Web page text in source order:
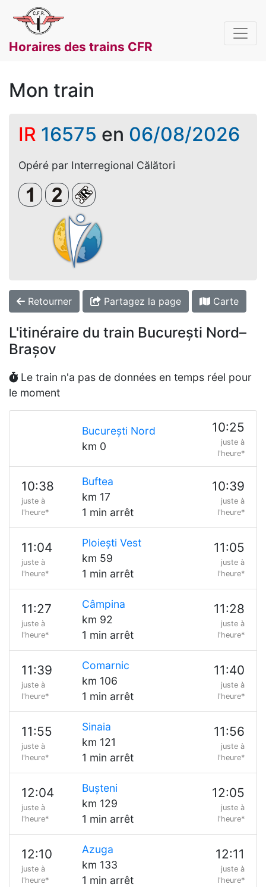
Horaires des trains CFR
Mon train
IR 16575 en 06/08/2026
Opéré par Interregional Călători
Clasa 1Clasa a 2-aLoc rezervat (biletul se emite
Retourner Partagez la page Carte
L'itinéraire du train București Nord–
Brașov
Le train n'a pas de données en temps réel pour
le moment
București Nord
km 0
10:25
juste à
l'heure*
10:38
juste à
l'heure*
Buftea
km 17
1 min arrêt
10:39
juste à
l'heure*
11:04
juste à
l'heure*
Ploiești Vest
km 59
1 min arrêt
11:05
juste à
l'heure*
11:27
juste à
l'heure*
Câmpina
km 92
1 min arrêt
11:28
juste à
l'heure*
11:39
juste à
l'heure*
Comarnic
km 106
1 min arrêt
11:40
juste à
l'heure*
11:55
juste à
l'heure*
Sinaia
km 121
1 min arrêt
11:56
juste à
l'heure*
12:04
juste à
l'heure*
Bușteni
km 129
1 min arrêt
12:05
juste à
l'heure*
12:10
juste à
l'heure*
Azuga
km 133
1 min arrêt
12:11
juste à
l'heure*